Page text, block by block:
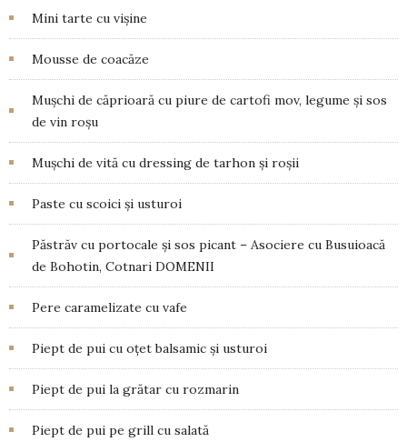
Mini tarte cu vișine
Mousse de coacăze
Mușchi de căprioară cu piure de cartofi mov, legume și sos
de vin roșu
Mușchi de vită cu dressing de tarhon și roșii
Paste cu scoici și usturoi
Păstrăv cu portocale și sos picant – Asociere cu Busuioacă
de Bohotin, Cotnari DOMENII
Pere caramelizate cu vafe
Piept de pui cu oțet balsamic și usturoi
Piept de pui la grătar cu rozmarin
Piept de pui pe grill cu salată